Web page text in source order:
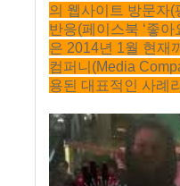
의 웹사이트 방문자
반응(페이스북 ‘좋
은 2014년 1월 현재
컴퍼니(Media
용된 대표적인 사례